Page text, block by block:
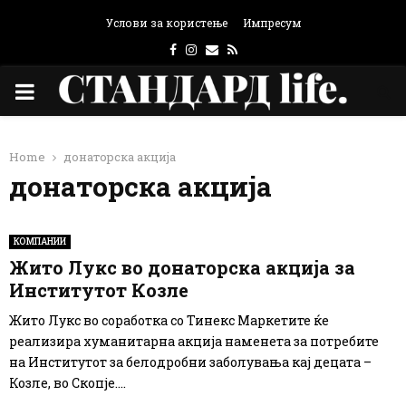
Услови за користење Импресум
Facebook
Instagram
Email
Rss
PRIMARY
Home донаторска акција
донаторска акција
КОМПАНИИ
Жито Лукс во донаторска акција за
Институтот Козле
Жито Лукс во соработка со Тинекс Маркетите ќе
реализира хуманитарна акција наменета за потребите
на Институтот за белодробни заболувања кај децата –
Козле, во Скопје....